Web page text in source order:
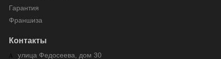
Гарантия
Франшиза
Контакты
улица Федосеева, дом 30